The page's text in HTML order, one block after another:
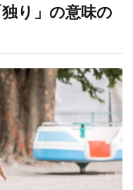
独り」の意味の